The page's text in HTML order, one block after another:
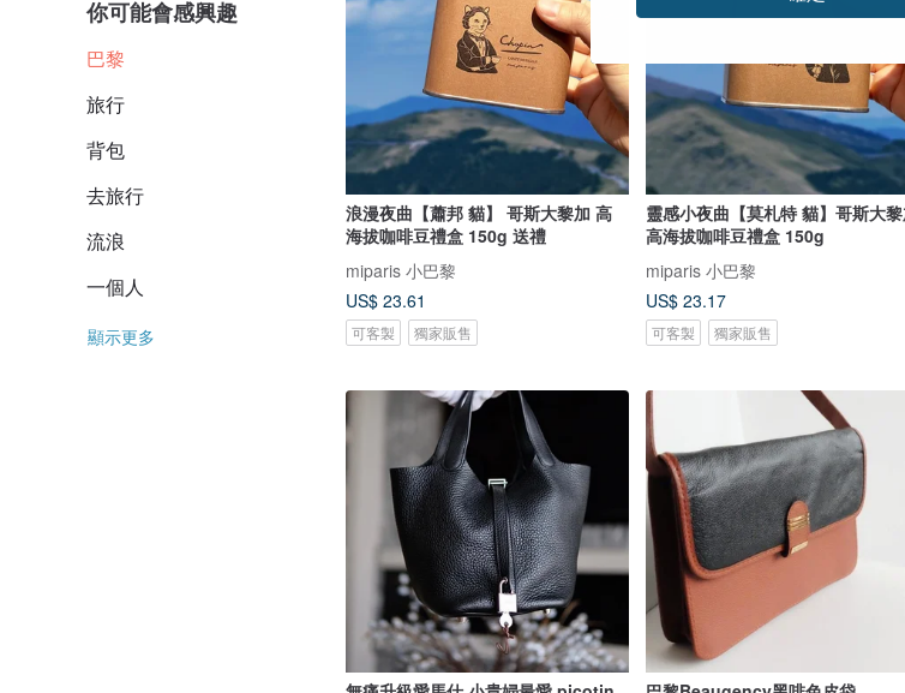
你可能會感興趣
巴黎
旅行
背包
去旅行
流浪
一個人
顯示更多
浪漫夜曲【蕭邦 貓】 哥斯大黎加 高
海拔咖啡豆禮盒 150g 送禮
miparis 小巴黎
US$ 23.61
可客製 獨家販售
靈感小夜曲【莫札特 貓】哥斯大黎加
高海拔咖啡豆禮盒 150g
miparis 小巴黎
US$ 23.17
可客製 獨家販售